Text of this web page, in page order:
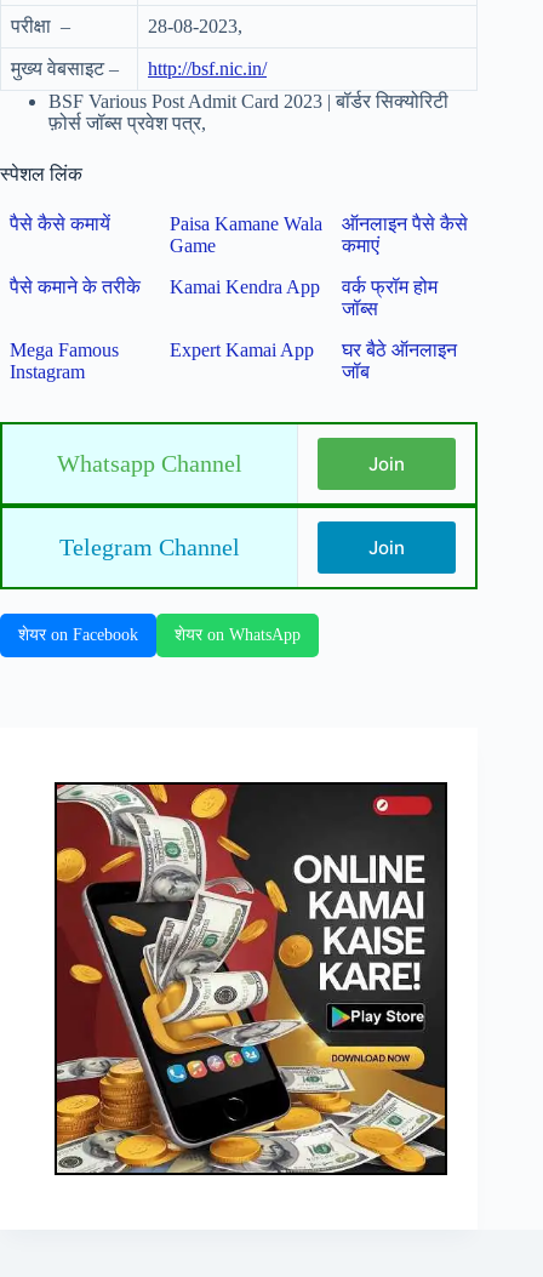
परीक्षा – 28-08-2023,
मुख्य वेबसाइट –
http://bsf.nic.in/
BSF Various Post Admit Card 2023 | बॉर्डर सिक्योरिटी
फ़ोर्स जॉब्स प्रवेश पत्र,
स्पेशल लिंक
पैसे कैसे कमायें
Paisa Kamane Wala
Game
ऑनलाइन पैसे कैसे
कमाएं
पैसे कमाने के तरीके
Kamai Kendra App
वर्क फ्रॉम होम
जॉब्स
Mega Famous
Instagram
Expert Kamai App
घर बैठे ऑनलाइन
जॉब
Whatsapp Channel Join
Telegram Channel Join
शेयर on Facebook शेयर on WhatsApp